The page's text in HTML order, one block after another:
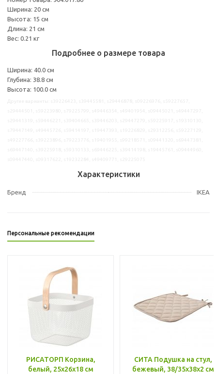
Ширина: 20 см
Высота: 15 см
Длина: 21 см
Вес: 0.21 кг
Подробнее о размере товара
Ширина: 40.0 см
Глубина: 38.8 см
Высота: 100.0 см
Характеристики
Бренд IKEA
Персональные рекомендации
РИСАТОРП Корзина,
белый, 25x26x18 см
СИТА Подушка на стул,
бежевый, 38/35x38x2 см